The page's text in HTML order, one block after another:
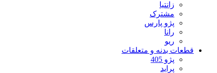
زانتیا
مشترک
پژو پارس
رانا
ریو
قطعات بدنه و متعلقات
پژو 405
پراید